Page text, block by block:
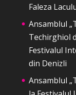
Faleza
Ansamblul
Techirghiol
Festivalul
din Denizli
Ansamblul